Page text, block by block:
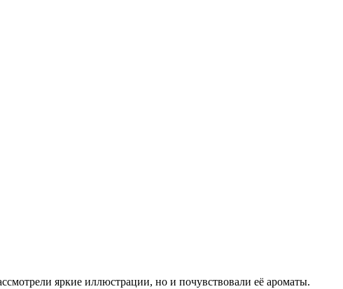
яркие иллюстрации, но и почувствовали её ароматы.